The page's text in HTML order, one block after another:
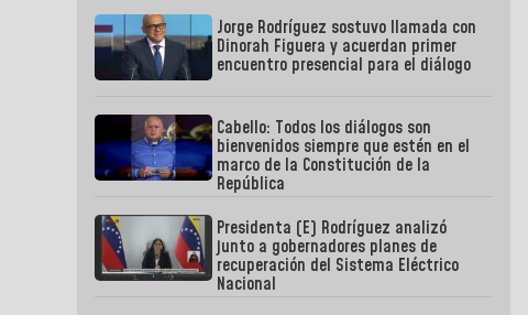
Jorge Rodríguez sostuvo llamada con
Dinorah Figuera y acuerdan primer
encuentro presencial para el diálogo
Cabello: Todos los diálogos son
bienvenidos siempre que estén en el
marco de la Constitución de la
República
Presidenta (E) Rodríguez analizó
junto a gobernadores planes de
recuperación del Sistema Eléctrico
Nacional